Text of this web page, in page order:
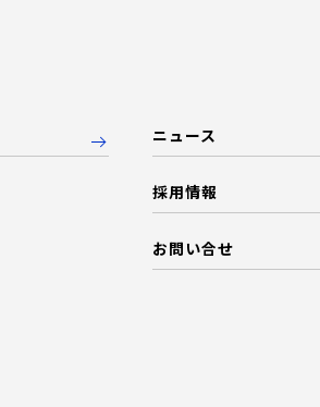
ニュース
採用情報
お問い合せ